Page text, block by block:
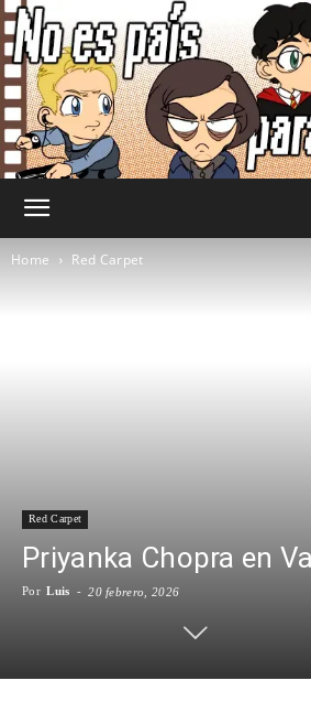
Home Red Carpet
Red Carpet
Priyanka Chopra en
Por Luis - 20 febrero, 2026